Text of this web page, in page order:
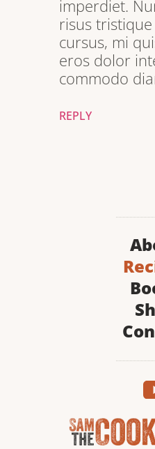
imperdiet.
risus
cursus, mi
eros dolor
commodo
REPLY